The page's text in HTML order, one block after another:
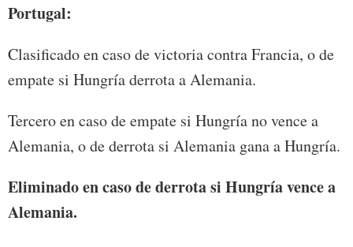
Portugal:
Clasificado en caso de victoria contra Francia, o de
empate si Hungría derrota a Alemania.
Tercero en caso de empate si Hungría no vence a
Alemania, o de derrota si Alemania gana a Hungría.
Eliminado en caso de derrota si Hungría vence a
Alemania.